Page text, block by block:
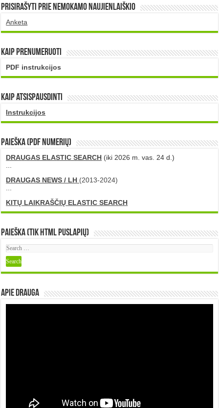
Prisirašyti prie nemokamo naujienlaiškio
Anketa
Kaip prenumeruoti
PDF instrukcijos
Kaip atsispausdinti
Instrukcijos
PAIEŠKA (PDF numerių)
DRAUGAS ELASTIC SEARCH (iki 2026 m. vas. 24 d.)
DRAUGAS NEWS / LH (2013-2024)
KITŲ LAIKRAŠČIŲ ELASTIC SEARCH
Paieška (tik HTML puslapių)
Apie DRAUGA